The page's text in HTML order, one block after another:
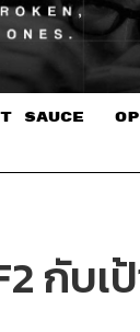
SAUCE​
กับเ